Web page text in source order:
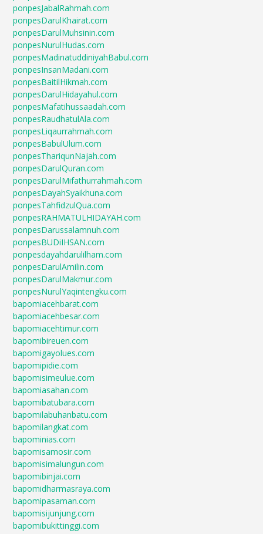
ponpesJabalRahmah.com
ponpesDarulKhairat.com
ponpesDarulMuhsinin.com
ponpesNurulHudas.com
ponpesMadinatuddiniyahBabul.com
ponpesInsanMadani.com
ponpesBaitilHikmah.com
ponpesDarulHidayahul.com
ponpesMafatihussaadah.com
ponpesRaudhatulAla.com
ponpesLiqaurrahmah.com
ponpesBabulUlum.com
ponpesThariqunNajah.com
ponpesDarulQuran.com
ponpesDarulMifathurrahmah.com
ponpesDayahSyaikhuna.com
ponpesTahfidzulQua.com
ponpesRAHMATULHIDAYAH.com
ponpesDarussalamnuh.com
ponpesBUDiIHSAN.com
ponpesdayahdarulilham.com
ponpesDarulAmilin.com
ponpesDarulMakmur.com
ponpesNurulYaqintengku.com
bapomiacehbarat.com
bapomiacehbesar.com
bapomiacehtimur.com
bapomibireuen.com
bapomigayolues.com
bapomipidie.com
bapomisimeulue.com
bapomiasahan.com
bapomibatubara.com
bapomilabuhanbatu.com
bapomilangkat.com
bapominias.com
bapomisamosir.com
bapomisimalungun.com
bapomibinjai.com
bapomidharmasraya.com
bapomipasaman.com
bapomisijunjung.com
bapomibukittinggi.com